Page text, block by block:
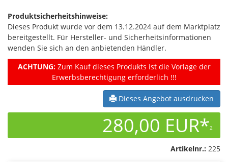
Produktsicherheitshinweise:
Dieses Produkt wurde vor dem 13.12.2024 auf dem Marktplatz
bereitgestellt. Für Hersteller- und Sicherheitsinformationen
wenden Sie sich an den anbietenden Händler.
ACHTUNG:Zum Kauf dieses Produkts ist die Vorlage der
Erwerbsberechtigung erforderlich !!!
Dieses Angebot ausdrucken
280,00 EUR*2
Artikelnr.: 225